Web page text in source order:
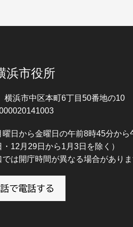
浜市役所
横浜市中区本町6丁目50番地の10
曜日から金曜日の午前8時45分か
・12月29日から1月3日を除く）
は開庁時間が異なる場合があり